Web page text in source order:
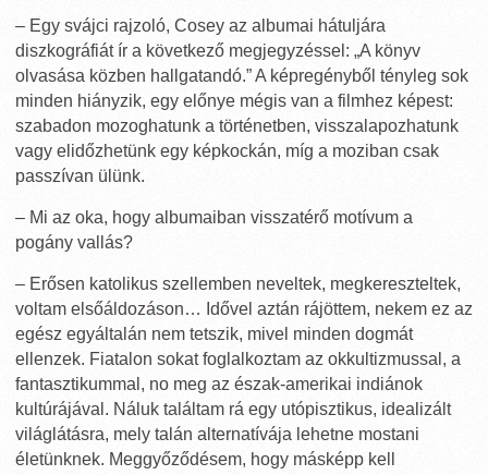
– Egy svájci rajzoló, Cosey az albumai hátuljára
diszkográfiát ír a következő megjegyzéssel: „A könyv
olvasása közben hallgatandó.” A képregényből tényleg sok
minden hiányzik, egy előnye mégis van a filmhez képest:
szabadon mozoghatunk a történetben, visszalapozhatunk
vagy elidőzhetünk egy képkockán, míg a moziban csak
passzívan ülünk.
– Mi az oka, hogy albumaiban visszatérő motívum a
pogány vallás?
– Erősen katolikus szellemben neveltek, megkereszteltek,
voltam elsőáldozáson… Idővel aztán rájöttem, nekem ez az
egész egyáltalán nem tetszik, mivel minden dogmát
ellenzek. Fiatalon sokat foglalkoztam az okkultizmussal, a
fantasztikummal, no meg az észak-amerikai indiánok
kultúrájával. Náluk találtam rá egy utópisztikus, idealizált
világlátásra, mely talán alternatívája lehetne mostani
életünknek. Meggyőződésem, hogy másképp kell